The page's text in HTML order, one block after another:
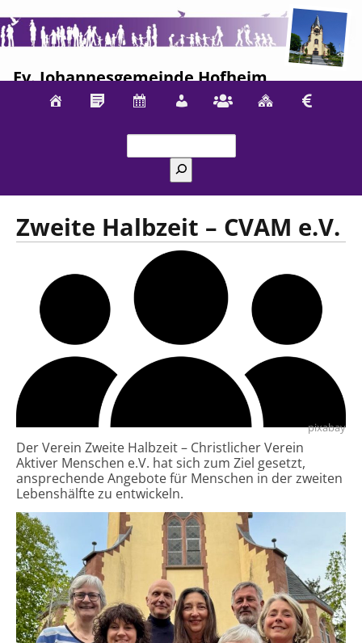
Ev. Johannesgemeinde Hofheim
Zweite Halbzeit – CVAM e.V.
pixabay
Der Verein Zweite Halbzeit – Christlicher Verein
Aktiver Menschen e.V. hat sich zum Ziel gesetzt,
ansprechende Angebote für Menschen in der zweiten
Lebenshälfte zu entwickeln.